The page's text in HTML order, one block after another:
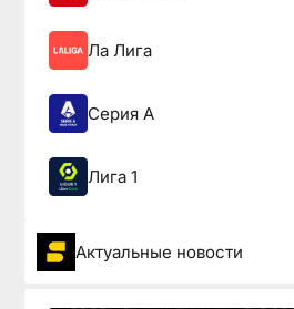
Ла Лига
Серия А
Лига 1
Актуальные новости